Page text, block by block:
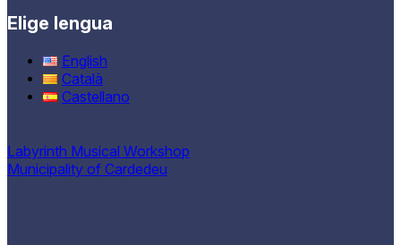
Elige lengua
English
Català
Castellano
Labyrinth Musical Workshop
Municipality of Cardedeu